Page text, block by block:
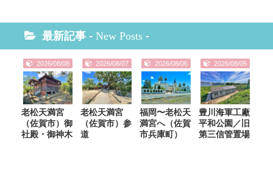
最新記事 - New Posts -
2026/08/08
老松天満宮
（佐賀市）御
社殿・御神木
2026/08/07
老松天満宮
（佐賀市）参
道
2026/08/06
福岡〜老松天
満宮へ（佐賀
市兵庫町）
2026/08/05
豊川海軍工廠
平和公園／旧
第三信管置場